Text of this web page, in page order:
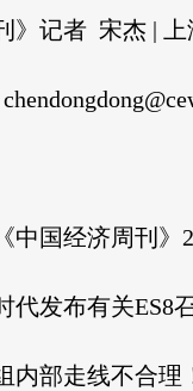
》记者 宋杰 |
中国经济周刊》
代发布有关ES8
内部走线不合理